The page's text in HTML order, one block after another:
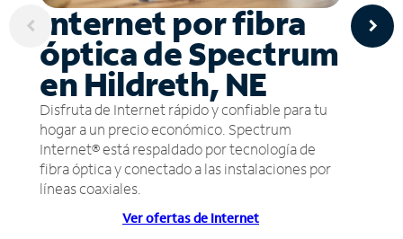
Internet por fibra
óptica de Spectrum
en Hildreth, NE
Disfruta de Internet rápido y confiable para tu
hogar a un precio económico. Spectrum
Internet® está respaldado por tecnología de
fibra óptica y conectado a las instalaciones por
líneas coaxiales.
Ver ofertas de Internet